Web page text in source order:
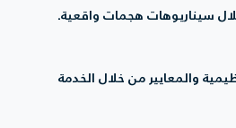
سيناريوهات هجمات واقعية.
والمعايير من خلال الخدمة